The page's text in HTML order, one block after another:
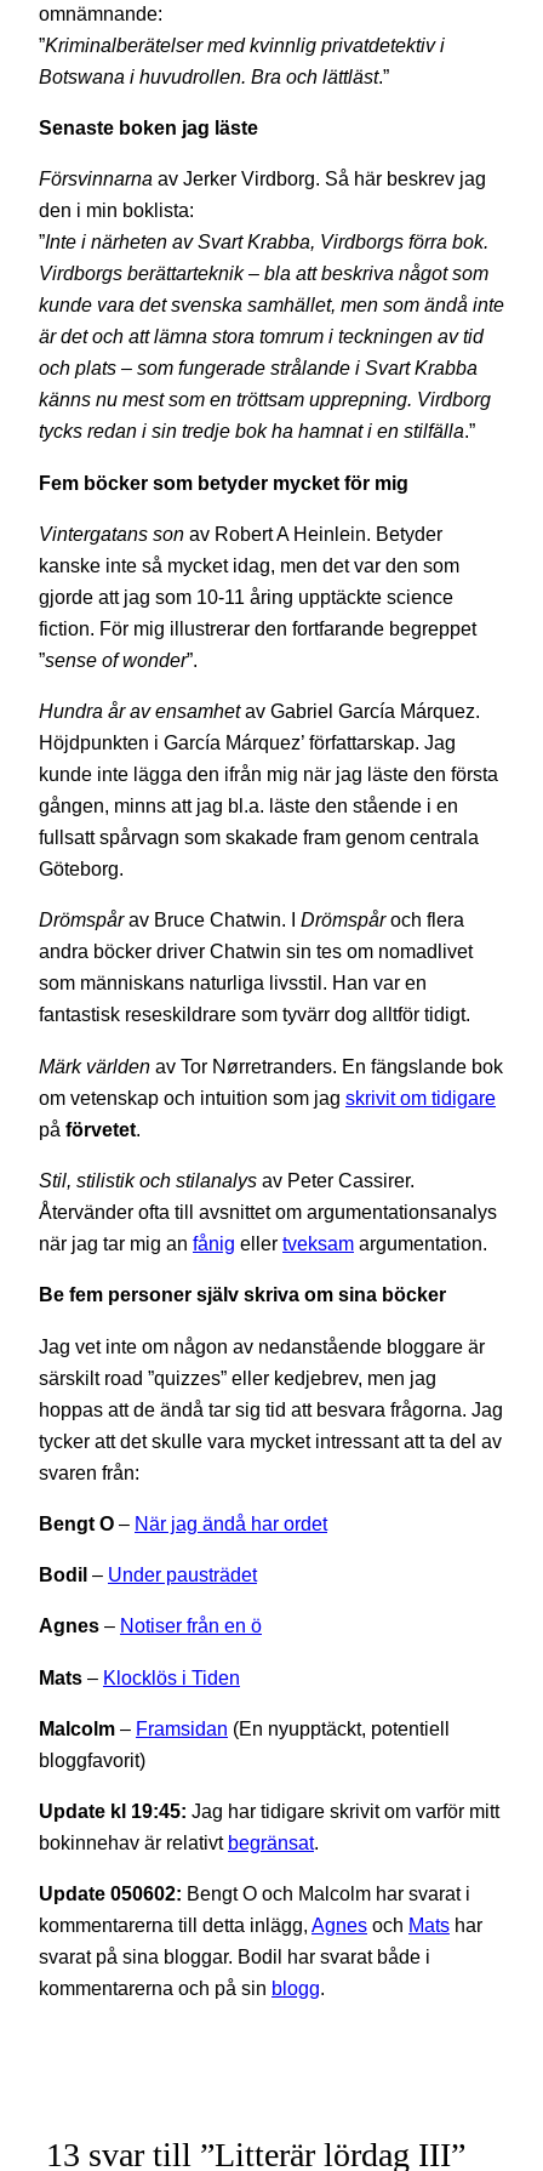
omnämnande:
”Kriminalberätelser med kvinnlig privatdetektiv i
Botswana i huvudrollen. Bra och lättläst.”
Senaste boken jag läste
Försvinnarna av Jerker Virdborg. Så här beskrev jag
den i min boklista:
”Inte i närheten av Svart Krabba, Virdborgs förra bok.
Virdborgs berättarteknik – bla att beskriva något som
kunde vara det svenska samhället, men som ändå inte
är det och att lämna stora tomrum i teckningen av tid
och plats – som fungerade strålande i Svart Krabba
känns nu mest som en tröttsam upprepning. Virdborg
tycks redan i sin tredje bok ha hamnat i en stilfälla.”
Fem böcker som betyder mycket för mig
Vintergatans son av Robert A Heinlein. Betyder
kanske inte så mycket idag, men det var den som
gjorde att jag som 10-11 åring upptäckte science
fiction. För mig illustrerar den fortfarande begreppet
”sense of wonder”.
Hundra år av ensamhetav Gabriel García Márquez.
Höjdpunkten i García Márquez’ författarskap. Jag
kunde inte lägga den ifrån mig när jag läste den första
gången, minns att jag bl.a. läste den stående i en
fullsatt spårvagn som skakade fram genom centrala
Göteborg.
Drömspårav Bruce Chatwin. I Drömspåroch flera
andra böcker driver Chatwin sin tes om nomadlivet
som människans naturliga livsstil. Han var en
fantastisk reseskildrare som tyvärr dog alltför tidigt.
Märk världen av Tor Nørretranders. En fängslande bok
om vetenskap och intuition som jag skrivit om tidigare
på förvetet.
Stil, stilistik och stilanalys av Peter Cassirer.
Återvänder ofta till avsnittet om argumentationsanalys
när jag tar mig an fånig eller tveksam argumentation.
Be fem personer själv skriva om sina böcker
Jag vet inte om någon av nedanstående bloggare är
särskilt road ”quizzes” eller kedjebrev, men jag
hoppas att de ändå tar sig tid att besvara frågorna. Jag
tycker att det skulle vara mycket intressant att ta del av
svaren från:
Bengt O – När jag ändå har ordet
Bodil – Under pausträdet
Agnes – Notiser från en ö
Mats – Klocklös i Tiden
Malcolm – Framsidan (En nyupptäckt, potentiell
bloggfavorit)
Update kl 19:45: Jag har tidigare skrivit om varför mitt
bokinnehav är relativt begränsat.
Update 050602: Bengt O och Malcolm har svarat i
kommentarerna till detta inlägg, Agnes och Mats har
svarat på sina bloggar. Bodil har svarat både i
kommentarerna och på sin blogg.
13 svar till ”Litterär lördag III”